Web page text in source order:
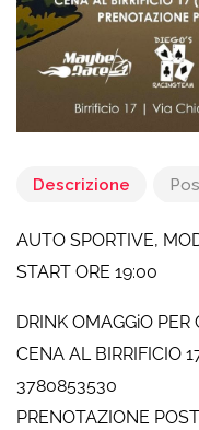
Descrizione
AUTO SPORTIVE,
START ORE 19:00
DRINK OMAGGiO PER
CENA AL BIRRIFICIO
3780853530
PRENOTAZIONE